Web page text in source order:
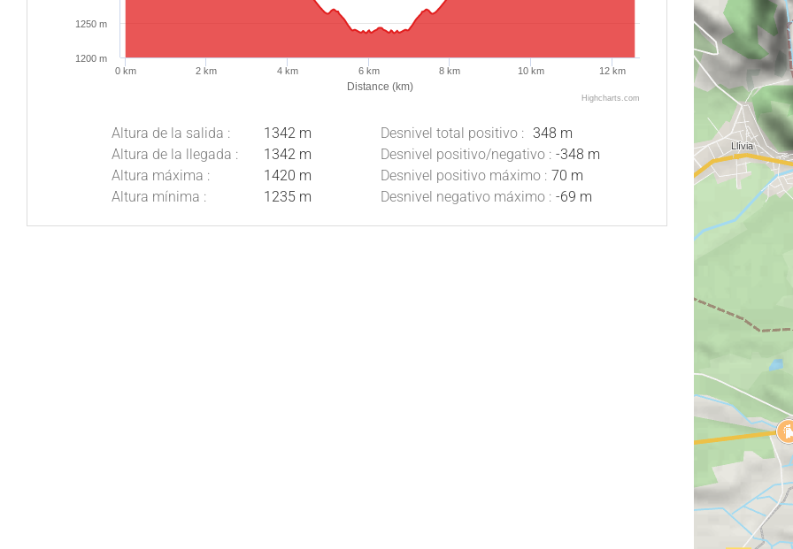
Distance (km)
0 km 2 km 4 km 6 km 8 km 10 km 12 km
1200 m
1250 m
Highcharts.com
Altura de la salida :
1342 m
Altura de la llegada :
1342 m
Altura máxima :
1420 m
Altura mínima :
1235 m
Desnivel total positivo : 348 m
Desnivel positivo/negativo : -348 m
Desnivel positivo máximo : 70 m
Desnivel negativo máximo : -69 m